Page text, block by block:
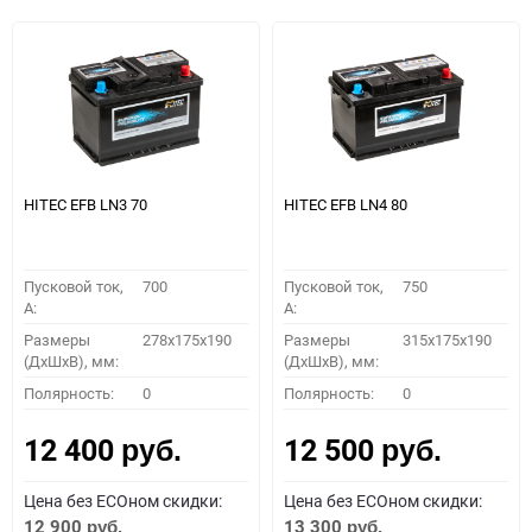
HITEC EFB LN3 70
Пусковой ток,
A:
700
Размеры
(ДхШхВ), мм:
278x175x190
Полярность: 0
12 400 руб.
Цена без ECOном скидки:
12 900 руб.
HITEC EFB LN4 80
Пусковой ток,
A:
750
Размеры
(ДхШхВ), мм:
315x175x190
Полярность: 0
12 500 руб.
Цена без ECOном скидки:
13 300 руб.